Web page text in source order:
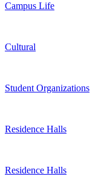
Campus Life
Cultural
Student Organizations
Residence Halls
Residence Halls